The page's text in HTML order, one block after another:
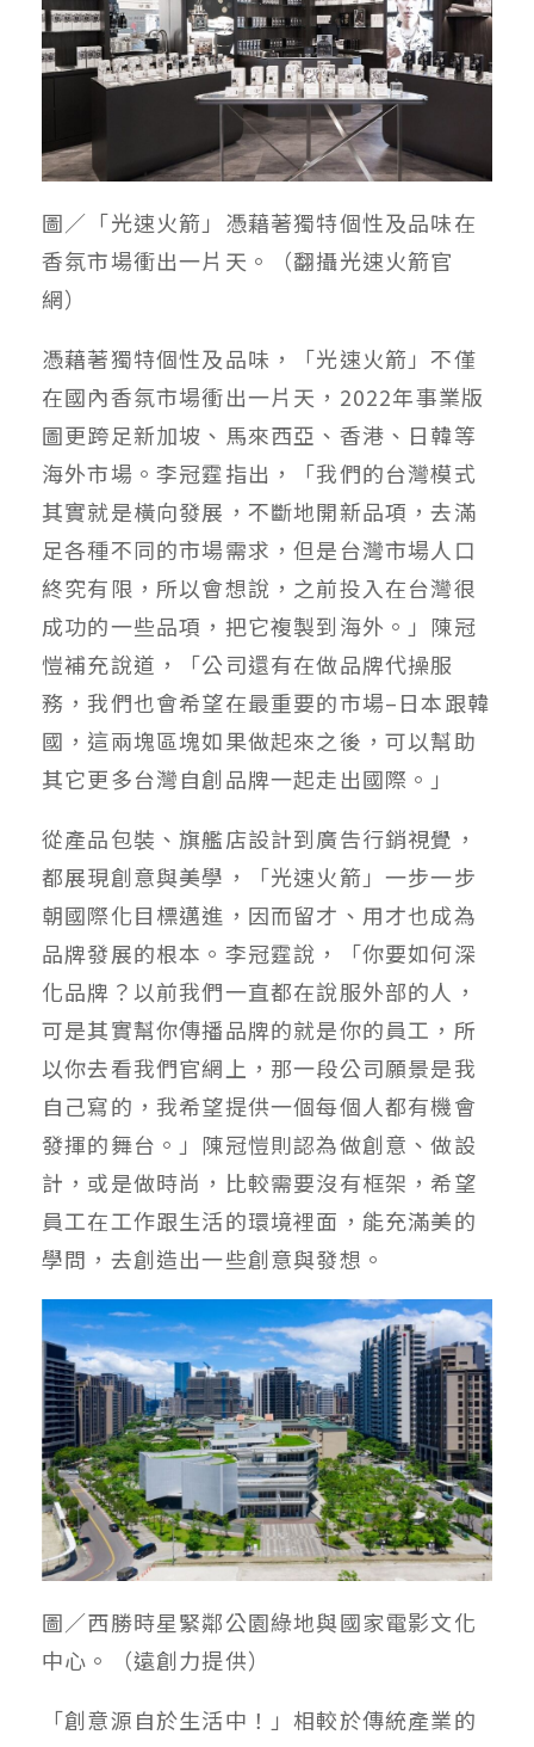
圖／「光速火箭」憑藉著獨特個性及品味在
香氛市場衝出一片天。（翻攝光速火箭官
網）
憑藉著獨特個性及品味，「光速火箭」不僅
在國內香氛市場衝出一片天，2022年事業版
圖更跨足新加坡、馬來西亞、香港、日韓等
海外市場。李冠霆指出，「我們的台灣模式
其實就是橫向發展，不斷地開新品項，去滿
足各種不同的市場需求，但是台灣市場人口
終究有限，所以會想說，之前投入在台灣很
成功的一些品項，把它複製到海外。」陳冠
愷補充說道，「公司還有在做品牌代操服
務，我們也會希望在最重要的市場–日本跟韓
國，這兩塊區塊如果做起來之後，可以幫助
其它更多台灣自創品牌一起走出國際。」
從產品包裝、旗艦店設計到廣告行銷視覺，
都展現創意與美學，「光速火箭」一步一步
朝國際化目標邁進，因而留才、用才也成為
品牌發展的根本。李冠霆說，「你要如何深
化品牌？以前我們一直都在說服外部的人，
可是其實幫你傳播品牌的就是你的員工，所
以你去看我們官網上，那一段公司願景是我
自己寫的，我希望提供一個每個人都有機會
發揮的舞台。」陳冠愷則認為做創意、做設
計，或是做時尚，比較需要沒有框架，希望
員工在工作跟生活的環境裡面，能充滿美的
學問，去創造出一些創意與發想。
圖／西勝時星緊鄰公園綠地與國家電影文化
中心。（遠創力提供）
「創意源自於生活中！」相較於傳統產業的